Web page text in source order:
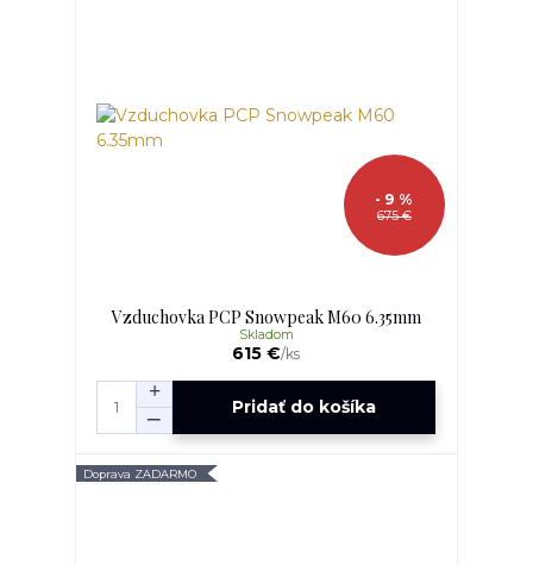
675 €
- 9 %
Vzduchovka PCP Snowpeak M60 6.35mm
615 €/ks
Skladom
Pridať do košíka
Doprava ZADARMO